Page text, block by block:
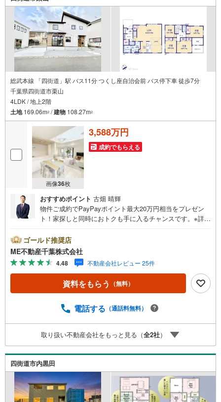
総武本線 「四街道」駅 バス11分 つくし座自治会前 バス停下車 徒歩7分
千葉県四街道市栗山
4LDK / 地上2階
土地169.06m2 /建物 108.27m2
画像36枚
3,588万円
成約でもらえる
おすすめポイント 古畑 晴輝
物件ご成約でPayPayポイント最大20万円相当をプレゼン
ト！家探しと同時におトクも手に入るチャンスです。※詳し
送迎無料！頭金なし・銀行比較＆相談可！ テレビで紹介さ
れた『やどかリッチ』使えます！豊かに過ごすには『イン
テリア』家具や家電と『エクステリア』カーポートや楽し
める庭、この充実度で変わってきます。これらを一括で購
入でき、その代金を住宅ローンに組み込むことが可能なサ
ービス、それがやどかリッチです。 頭金0円でもOK！（諸
の？疾病ってなに？ローン組めるかな？」わからないこと
サポート致します！
ゴールド推奨店
ME不動産千葉株式会社
4.48 不動産会社レビュー 25件
資料をもらう （無料）
電話する （通話料無料）
取り扱い不動産会社をもっと見る（全2社）
四街道市内黒田